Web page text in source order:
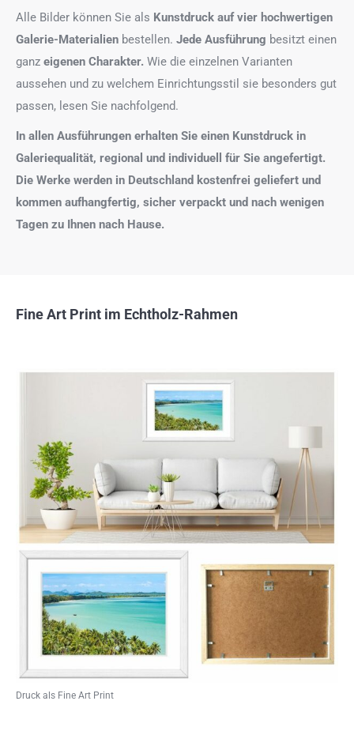
Alle Bilder können Sie als Kunstdruck auf vier hochwertigen
Galerie-Materialien bestellen. Jede Ausführung besitzt einen
ganz eigenen Charakter. Wie die einzelnen Varianten
aussehen und zu welchem Einrichtungsstil sie besonders gut
passen, lesen Sie nachfolgend.
In allen Ausführungen erhalten Sie einen Kunstdruck in
Galeriequalität, regional und individuell für Sie angefertigt.
Die Werke werden in Deutschland kostenfrei geliefert und
kommen aufhangfertig, sicher verpackt und nach wenigen
Tagen zu Ihnen nach Hause.
Fine Art Print im Echtholz-Rahmen
Druck als Fine Art Print